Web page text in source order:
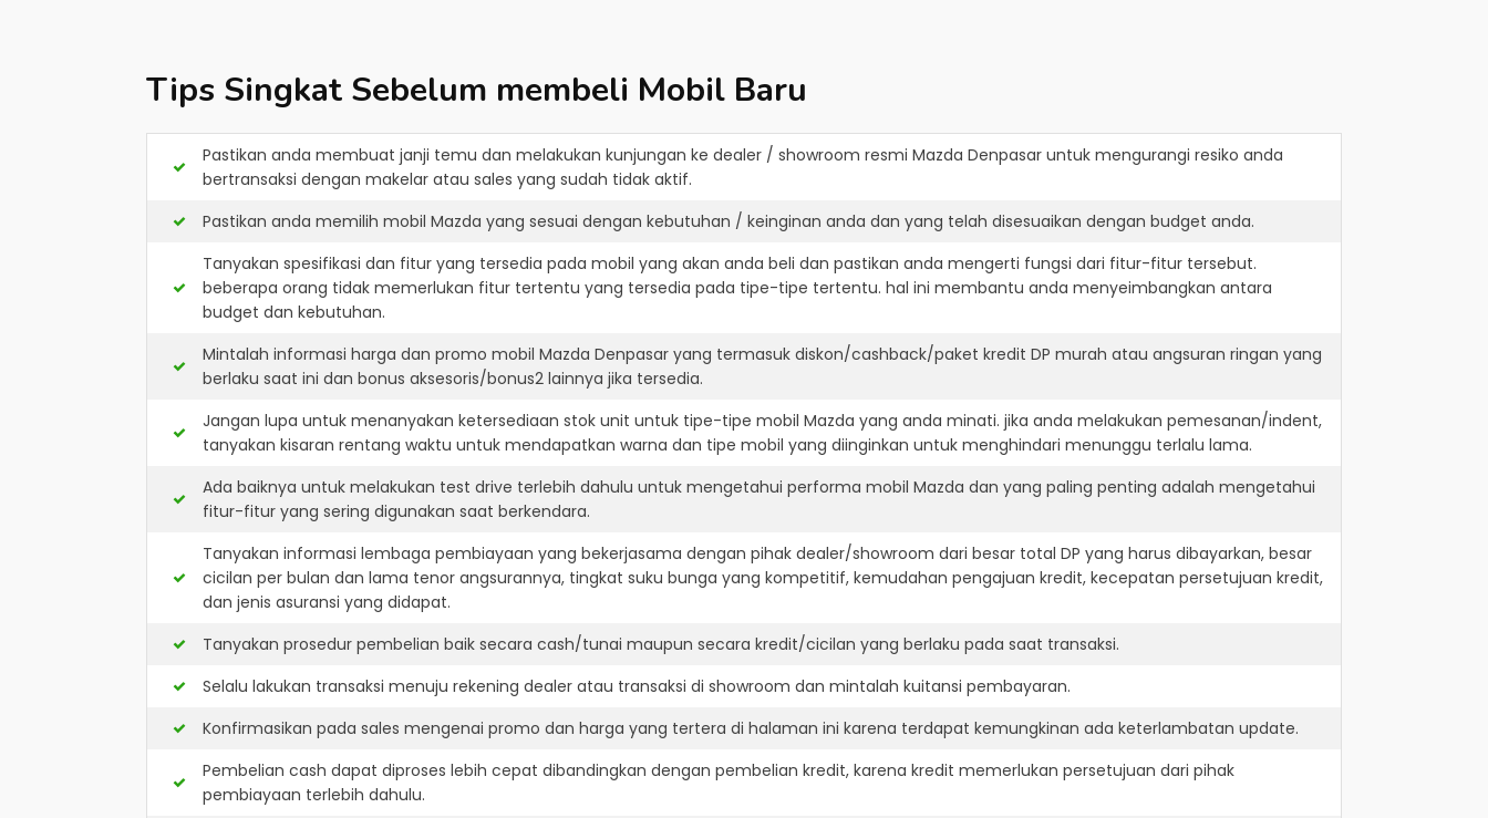
Tips Singkat Sebelum membeli Mobil Baru
Pastikan anda membuat janji temu dan melakukan kunjungan ke dealer / showroom resmi Mazda Denpasar untuk mengurangi resiko anda
bertransaksi dengan makelar atau sales yang sudah tidak aktif.
Pastikan anda memilih mobil Mazda yang sesuai dengan kebutuhan / keinginan anda dan yang telah disesuaikan dengan budget anda.
Tanyakan spesifikasi dan fitur yang tersedia pada mobil yang akan anda beli dan pastikan anda mengerti fungsi dari fitur-fitur tersebut.
beberapa orang tidak memerlukan fitur tertentu yang tersedia pada tipe-tipe tertentu. hal ini membantu anda menyeimbangkan antara
budget dan kebutuhan.
Mintalah informasi harga dan promo mobil Mazda Denpasar yang termasuk diskon/cashback/paket kredit DP murah atau angsuran ringan yang
berlaku saat ini dan bonus aksesoris/bonus2 lainnya jika tersedia.
Jangan lupa untuk menanyakan ketersediaan stok unit untuk tipe-tipe mobil Mazda yang anda minati. jika anda melakukan pemesanan/indent,
tanyakan kisaran rentang waktu untuk mendapatkan warna dan tipe mobil yang diinginkan untuk menghindari menunggu terlalu lama.
Ada baiknya untuk melakukan test drive terlebih dahulu untuk mengetahui performa mobil Mazda dan yang paling penting adalah mengetahui
fitur-fitur yang sering digunakan saat berkendara.
Tanyakan informasi lembaga pembiayaan yang bekerjasama dengan pihak dealer/showroom dari besar total DP yang harus dibayarkan, besar
cicilan per bulan dan lama tenor angsurannya, tingkat suku bunga yang kompetitif, kemudahan pengajuan kredit, kecepatan persetujuan kredit,
dan jenis asuransi yang didapat.
Tanyakan prosedur pembelian baik secara cash/tunai maupun secara kredit/cicilan yang berlaku pada saat transaksi.
Selalu lakukan transaksi menuju rekening dealer atau transaksi di showroom dan mintalah kuitansi pembayaran.
Konfirmasikan pada sales mengenai promo dan harga yang tertera di halaman ini karena terdapat kemungkinan ada keterlambatan update.
Pembelian cash dapat diproses lebih cepat dibandingkan dengan pembelian kredit, karena kredit memerlukan persetujuan dari pihak
pembiayaan terlebih dahulu.